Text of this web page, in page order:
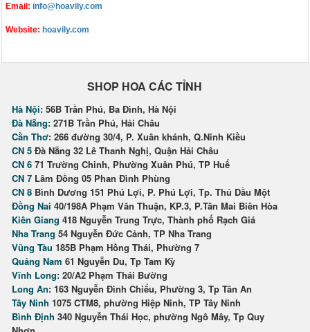
Email: info@hoavily.com
Website: hoavily.com
SHOP HOA CÁC TỈNH
Hà Nội: 56B Trần Phú, Ba Đình, Hà Nội
Đà Nẵng: 271B Trần Phú, Hải Châu
Cần Thơ: 266 đường 30/4, P. Xuân khánh, Q.Ninh Kiều
CN 5 Đà Nẵng 32 Lê Thanh Nghị, Quận Hải Châu
CN 6 71 Trường Chinh, Phường Xuân Phú, TP Huế
CN 7 Lâm Đồng 05 Phan Đình Phùng
CN 8 Bình Dương 151 Phú Lợi, P. Phú Lợi, Tp. Thủ Dầu Một
Đồng Nai 40/198A Phạm Văn Thuận, KP.3, P.Tân Mai Biên Hòa
Kiên Giang 418 Nguyễn Trung Trực, Thành phố Rạch Giá
Nha Trang 54 Nguyễn Đức Cảnh, TP Nha Trang
Vũng Tàu 185B Phạm Hồng Thái, Phường 7
Quảng Nam 61 Nguyễn Du, Tp Tam Kỳ
Vĩnh Long: 20/A2 Phạm Thái Bường
Long An: 163 Nguyễn Đình Chiểu, Phường 3, Tp Tân An
Tây Ninh 1075 CTM8, phường Hiệp Ninh, TP Tây Ninh
Bình Định 340 Nguyễn Thái Học, phường Ngô Mây, Tp Quy